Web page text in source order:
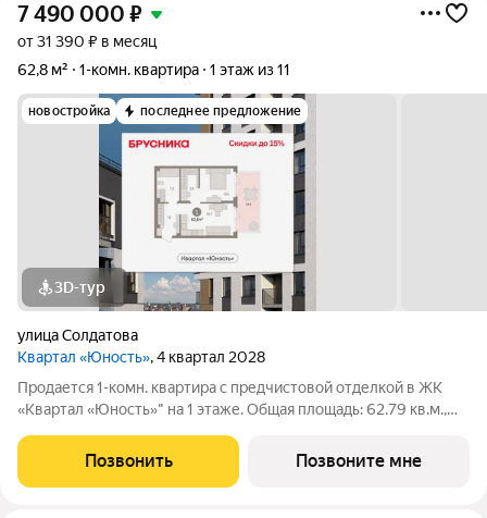
7 490 000 ₽
от 31 390 ₽ в месяц
62,8 м²
1-комн. квартира 1 этаж из 11
новостройка последнее предложение
3D-тур
улица Солдатова
Квартал «Юность», 4 квартал 2028
Продается 1-комн. квартира с предчистовой отделкой в ЖК
«Квартал «Юность»" на 1 этаже. Общая площадь: 62.79 кв.м.,
кв.м. Все окна выходят на одну сторону. В квартире один
балкон, один
Позвонить Позвоните мне